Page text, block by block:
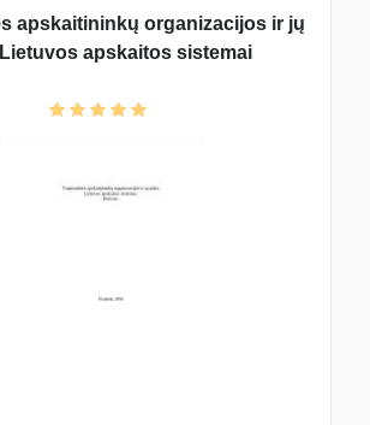
apskaitininkų organizacijos ir jų
apskaitos sistemai